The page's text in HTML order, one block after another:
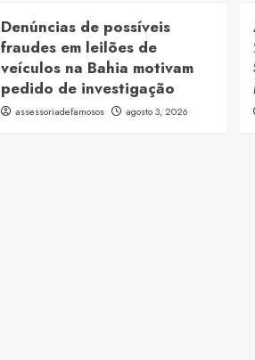
Denúncias de possíveis
fraudes em leilões de
veículos na Bahia motivam
pedido de investigação
assessoriadefamosos agosto 3, 2026